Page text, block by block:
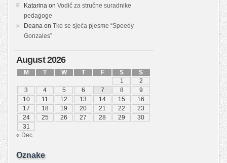
Katarina on Vodič za stručne suradnike
pedagoge
Deana on Tko se sjeća pjesme “Speedy
Gonzales”
August 2026
M T W T F S
S
1
2
3
4 5 6 7 8
9
10
11 12 13 14 15
16
17
18 19 20 21 22
23
24
25 26 27 28 29
30
31
« Dec
Oznake